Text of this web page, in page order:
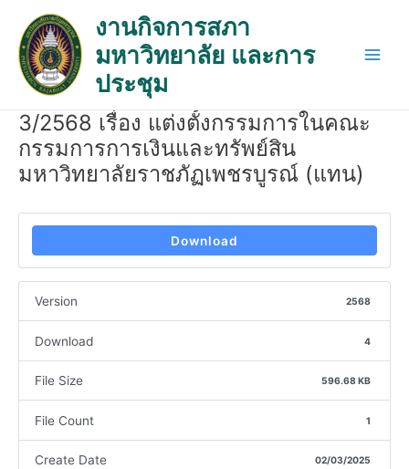
content
งานกิจการสภา
มหาวิทยาลัย และการ
ประชุม
3/2568 เรื่อง แต่งตั้งกรรมการในคณะ
กรรมการการเงินและทรัพย์สิน
มหาวิทยาลัยราชภัฏเพชรบูรณ์ (แทน)
Download
Version 2568
Download 4
File Size 596.68 KB
File Count 1
Create Date 02/03/2025
navigation